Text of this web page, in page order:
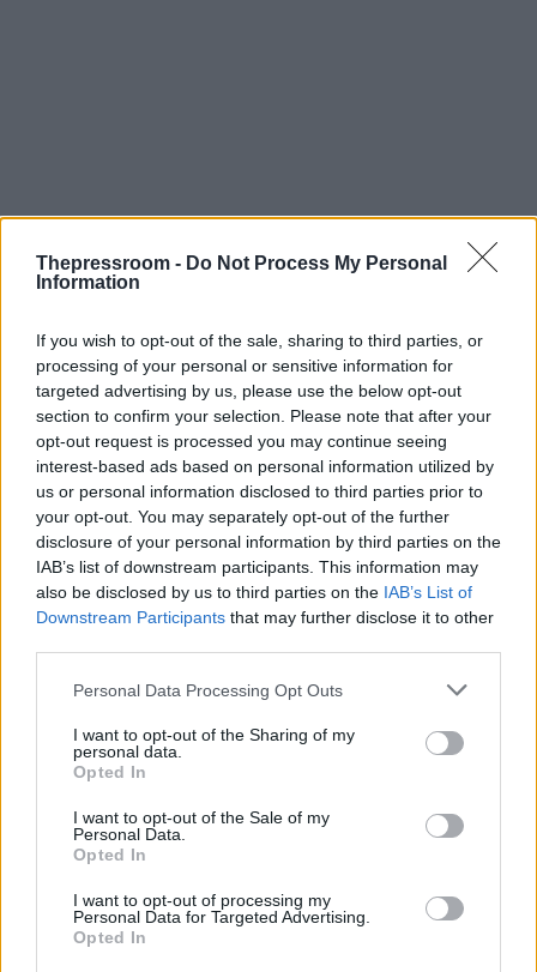
Thepressroom - Do Not Process My Personal
Information
If you wish to opt-out of the sale, sharing to third parties, or
processing of your personal or sensitive information for
targeted advertising by us, please use the below opt-out
section to confirm your selection. Please note that after your
opt-out request is processed you may continue seeing
interest-based ads based on personal information utilized by
us or personal information disclosed to third parties prior to
your opt-out. You may separately opt-out of the further
disclosure of your personal information by third parties on the
IAB’s list of downstream participants. This information may
also be disclosed by us to third parties on the IAB’s List of
Downstream Participants that may further disclose it to other
Please note that this website/app uses one or more Google
not limited to your visit or usage behaviour. You may click to
grant or deny consent to Google and its third-party tags to
use your data for below specified purposes in below Google
consent section.
Personal Data Processing Opt Outs
I want to opt-out of the Sharing of my
personal data.
Opted In
I want to opt-out of the Sale of my
Personal Data.
Opted In
I want to opt-out of processing my
Personal Data for Targeted Advertising.
Opted In
Συνεργεία της Περιφερειακής Ενότητας
Θεσπρωτίας έχουν κινηθεί για την αποκατάσταση
ζημιών ενώ από όλους κρίνεται επιβεβλημένη η
μεγαλύτερη κινητοποίηση της Τοπικής